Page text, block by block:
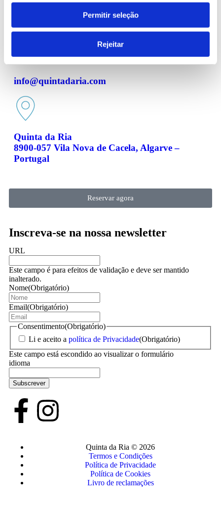
Permitir seleção
Rejeitar
(Custo de chamada local)
info@quintadaria.com
Quinta da Ria
8900-057 Vila Nova de Cacela, Algarve –
Portugal
Reservar agora
Inscreva-se na nossa newsletter
URL
Este campo é para efeitos de validação e deve ser mantido
inalterado.
Nome(Obrigatório)
Email(Obrigatório)
Consentimento(Obrigatório)
Li e aceito a política de Privacidade(Obrigatório)
Este campo está escondido ao visualizar o formulário
idioma
Quinta da Ria © 2026
Termos e Condições
Política de Privacidade
Política de Cookies
Livro de reclamações